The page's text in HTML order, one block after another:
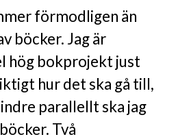
förmodligen än
böcker. Jag är
hög bokprojekt just
hur det ska gå till,
parallellt ska jag
Två